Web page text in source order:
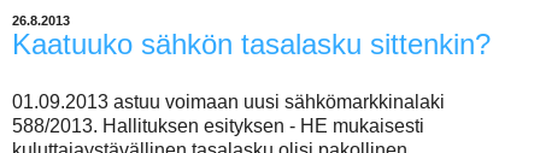
26.8.2013
Kaatuuko sähkön tasalasku sittenkin?
01.09.2013 astuu voimaan uusi sähkömarkkinalaki
588/2013. Hallituksen esityksen - HE mukaisesti